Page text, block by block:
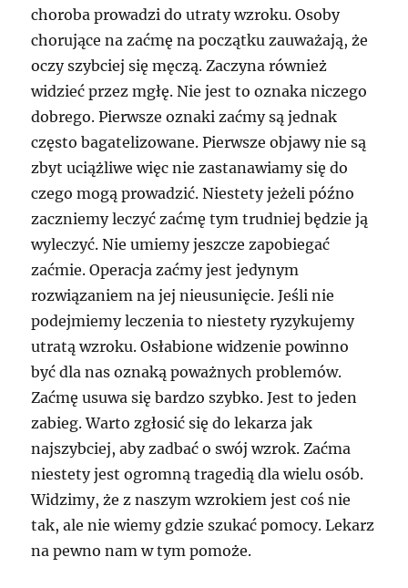
choroba prowadzi do utraty wzroku. Osoby
chorujące na zaćmę na początku zauważają, że
oczy szybciej się męczą. Zaczyna również
widzieć przez mgłę. Nie jest to oznaka niczego
dobrego. Pierwsze oznaki zaćmy są jednak
często bagatelizowane. Pierwsze objawy nie są
zbyt uciążliwe więc nie zastanawiamy się do
czego mogą prowadzić. Niestety jeżeli późno
zaczniemy leczyć zaćmę tym trudniej będzie ją
wyleczyć. Nie umiemy jeszcze zapobiegać
zaćmie. Operacja zaćmy jest jedynym
rozwiązaniem na jej nieusunięcie. Jeśli nie
podejmiemy leczenia to niestety ryzykujemy
utratą wzroku. Osłabione widzenie powinno
być dla nas oznaką poważnych problemów.
Zaćmę usuwa się bardzo szybko. Jest to jeden
zabieg. Warto zgłosić się do lekarza jak
najszybciej, aby zadbać o swój wzrok. Zaćma
niestety jest ogromną tragedią dla wielu osób.
Widzimy, że z naszym wzrokiem jest coś nie
tak, ale nie wiemy gdzie szukać pomocy. Lekarz
na pewno nam w tym pomoże.